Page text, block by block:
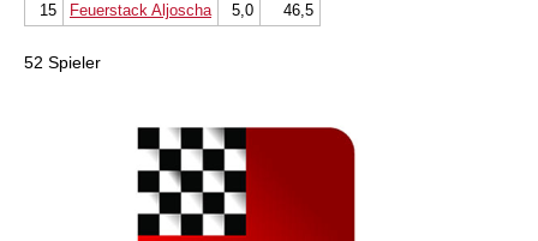
15
Feuerstack Aljoscha 5,0 46,5
52 Spieler